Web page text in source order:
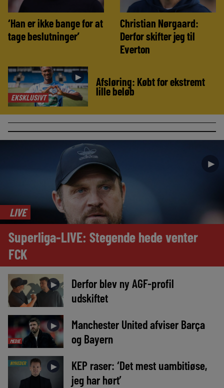
‘Han er ikke bange for at
tage beslutninger’
Christian Nørgaard:
Derfor skifter jeg til
Everton
EKSKLUSIVT
► Afsløring: Købt for ekstremt
lille beløb
►
LIVE
Superliga-LIVE: Stegende hede venter
FCK
►
Derfor blev ny AGF-profil
udskiftet
MEDIE
►
Manchester United afviser Barça
og Bayern
NYHEDER ►
KEP raser: ‘Det mest uambitiøse,
jeg har hørt’